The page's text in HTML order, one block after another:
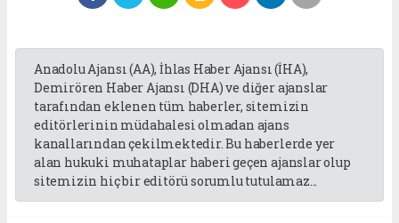
Anadolu Ajansı (AA), İhlas Haber Ajansı (İHA),
Demirören Haber Ajansı (DHA) ve diğer ajanslar
tarafından eklenen tüm haberler, sitemizin
editörlerinin müdahalesi olmadan ajans
kanallarından çekilmektedir. Bu haberlerde yer
alan hukuki muhataplar haberi geçen ajanslar olup
sitemizin hiç bir editörü sorumlu tutulamaz...